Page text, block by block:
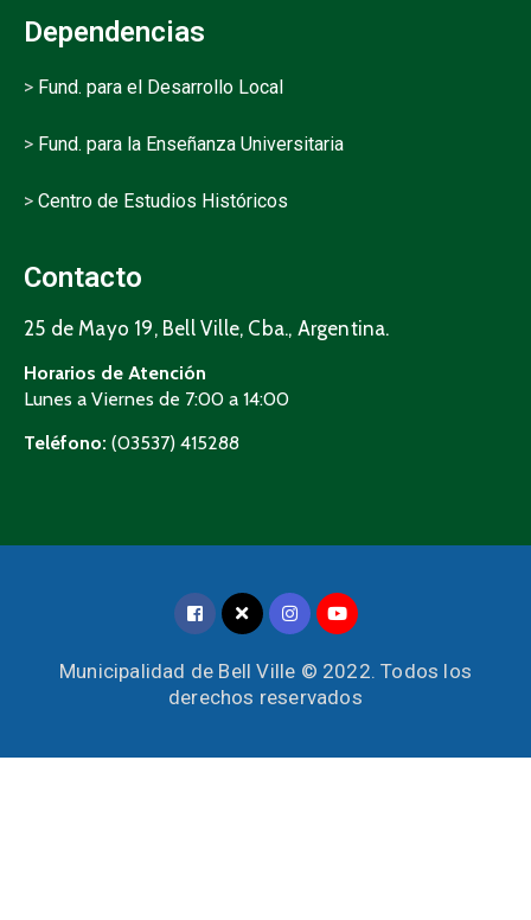
Dependencias
> Fund. para el Desarrollo Local
> Fund. para la Enseñanza Universitaria
> Centro de Estudios Históricos
Contacto
25 de Mayo 19, Bell Ville, Cba., Argentina.
Horarios de Atención
Lunes a Viernes de 7:00 a 14:00
Teléfono: (03537) 415288
Municipalidad de Bell Ville © 2022. Todos los
derechos reservados